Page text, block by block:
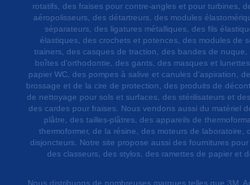
rotatifs, des fraises pour contre-angles et pour turbines,
aéropolisseurs, des détartreurs, des modules
séparateurs, des ligatures métalliques, des fils
élastiques, des crochets et potences, des modules de
trainers, des casques de traction, des bandes de nuque,
boîtes d'orthodontie, des gants, des masques et
papier WC, des pompes à salive et canules d'aspiration,
brossage et de la cire de protection, des produits de
de nettoyage pour sols et surfaces, des stérilisateurs et
des cardes pour fraises. Nous vendons aussi du matériel
plâtre, des tailles-plâtres, des appareils de
thermoformer, de la résine, des moteurs de laboratoire,
disjoncteurs. Notre site propose aussi des fournitures
des classeurs, des stylos, des ramettes de papier et
Nous distribuons de nombreuses marques telles que 3M,